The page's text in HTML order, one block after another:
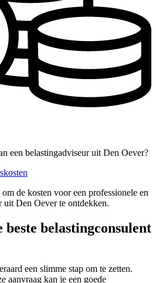
een belastingadviseur uit Den Oever?
de kosten voor een professionele en
uit Den Oever te ontdekken.
beste belastingconsulent
een slimme stap om te zetten.
aanvraag kan je een goede